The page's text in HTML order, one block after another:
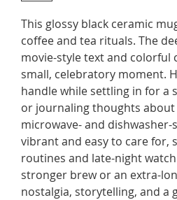
This glossy black ceramic
coffee and tea rituals. The
movie-style text and colorful
small, celebratory moment.
handle while settling in for a
or journaling thoughts
microwave- and
vibrant and easy to care for,
routines and late-night
stronger brew or an extra-
nostalgia, storytelling, and a